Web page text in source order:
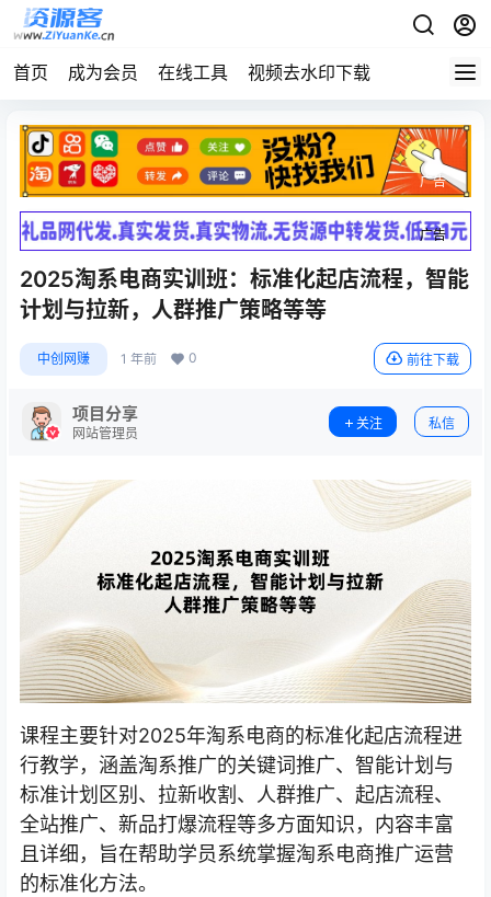
首页 成为会员 在线工具 视频去水印下载
广告
广告
2025淘系电商实训班：标准化起店流程，智能
计划与拉新，人群推广策略等等
中创网赚 1 年前 0 前往下载
项目分享
网站管理员
关注 私信
课程主要针对2025年淘系电商的标准化起店流程进
行教学，涵盖淘系推广的关键词推广、智能计划与
标准计划区别、拉新收割、人群推广、起店流程、
全站推广、新品打爆流程等多方面知识，内容丰富
且详细，旨在帮助学员系统掌握淘系电商推广运营
的标准化方法。